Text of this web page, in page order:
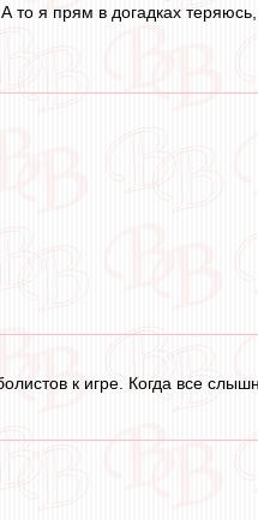
то я прям в догадках
к игре. Когда все